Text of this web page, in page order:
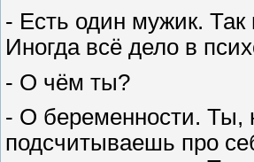
- Есть один мужик.
Иногда всё дело в
- О чём ты?
- О беременности. Ты,
подсчитываешь про